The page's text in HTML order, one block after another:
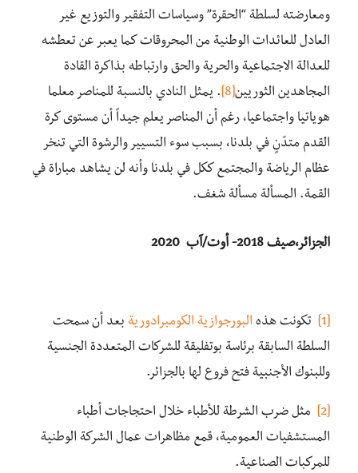
ومعارضته لسلطة “الحقرة” وسياسات التفقير والتوزيع غير
العادل للعائدات الوطنية من المحروقات كما يعبر عن تعطشه
للعدالة الاجتماعية والحرية والحق وارتباطه بذاكرة القادة
المجاهدين الثوريين[8]
. يمثل النادي بالنسبة للمناصر معلما
هوياتيا واجتماعيا، رغم أن المناصر يعلم جيداً أن مستوى كرة
القدم متدّنٍ في بلدنا، بسبب سوء التسيير والرشوة التي تنخر
عظام الرياضة والمجتمع ككل في بلدنا وأنه لن يشاهد مباراة في
القمة. المسألة مسألة شغف.
الجزائر،صيف 2018- أوت/آب 2020
[1] تكونت هذه البورجوازية الكومبرادورية بعد أن سمحت
السلطة السابقة برئاسة بوتفليقة للشركات المتعددة الجنسية
وللبنوك الأجنبية فتح فروع لها بالجزائر.
[2]
مثل ضرب الشرطة للأطباء خلال احتجاجات أطباء
المستشفيات العمومية، قمع مظاهرات عمال الشركة الوطنية
للمركبات الصناعية.